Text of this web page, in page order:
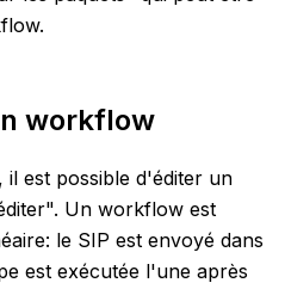
workflow
est possible d'éditer un
Un workflow est
le SIP est envoyé dans
est exécutée l'une après